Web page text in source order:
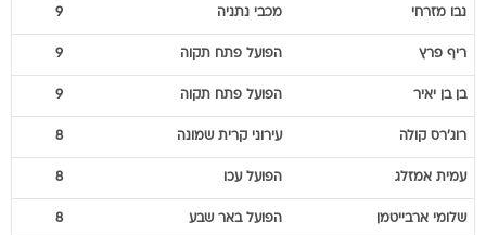
נבו מזרחי מכבי נתניה 9
ריף פרץ הפועל פתח תקוה 9
בן בן יאיר הפועל פתח תקוה 9
רוג'רס קולה עירוני קרית שמונה 8
עמית אמזלג הפועל עכו 8
שלומי ארבייטמן הפועל באר שבע 8